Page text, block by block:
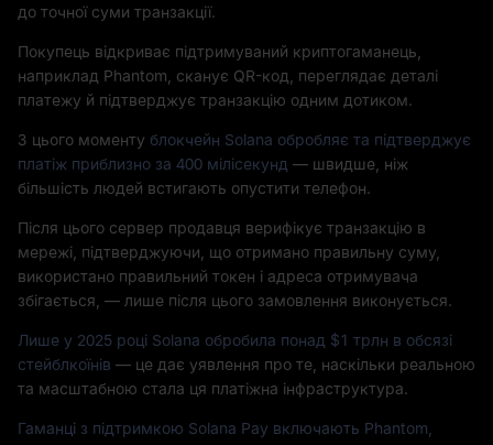
до точної суми транзакції.
Покупець відкриває підтримуваний криптогаманець,
наприклад Phantom, сканує QR-код, переглядає деталі
платежу й підтверджує транзакцію одним дотиком.
З цього моменту блокчейн Solana обробляє та підтверджує
платіж приблизно за 400 мілісекунд — швидше, ніж
більшість людей встигають опустити телефон.
Після цього сервер продавця верифікує транзакцію в
мережі, підтверджуючи, що отримано правильну суму,
використано правильний токен і адреса отримувача
збігається, — лише після цього замовлення виконується.
Лише у 2025 році Solana обробила понад $1 трлн в обсязі
стейблкоїнів — це дає уявлення про те, наскільки реальною
та масштабною стала ця платіжна інфраструктура.
Гаманці з підтримкою Solana Pay включають Phantom,